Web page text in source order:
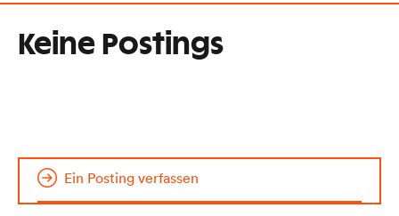
Keine Postings
Ein Posting verfassen